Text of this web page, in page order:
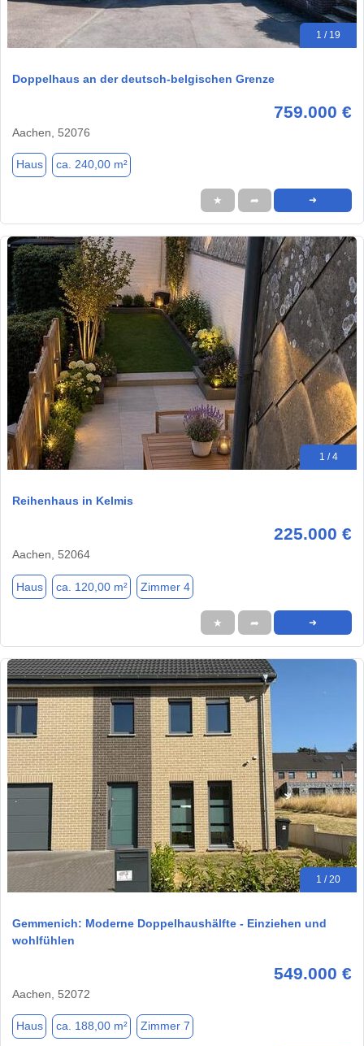
1 / 19
Doppelhaus an der deutsch-belgischen Grenze
759.000 €
Aachen, 52076
Haus ca. 240,00 m²
★ ➦ ➜
1 / 4
Reihenhaus in Kelmis
225.000 €
Aachen, 52064
Haus ca. 120,00 m² Zimmer 4
★ ➦ ➜
1 / 20
Gemmenich: Moderne Doppelhaushälfte - Einziehen und
wohlfühlen
549.000 €
Aachen, 52072
Haus ca. 188,00 m² Zimmer 7